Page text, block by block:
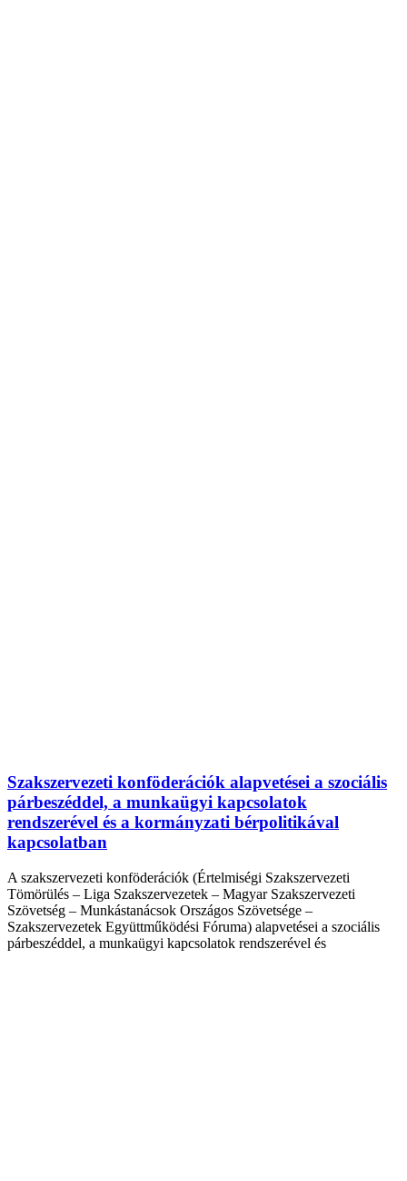
Szakszervezeti konföderációk alapvetései a szociális
párbeszéddel, a munkaügyi kapcsolatok
rendszerével és a kormányzati bérpolitikával
kapcsolatban
A szakszervezeti konföderációk (Értelmiségi Szakszervezeti
Tömörülés – Liga Szakszervezetek – Magyar Szakszervezeti
Szövetség – Munkástanácsok Országos Szövetsége –
Szakszervezetek Együttműködési Fóruma) alapvetései a szociális
párbeszéddel, a munkaügyi kapcsolatok rendszerével és